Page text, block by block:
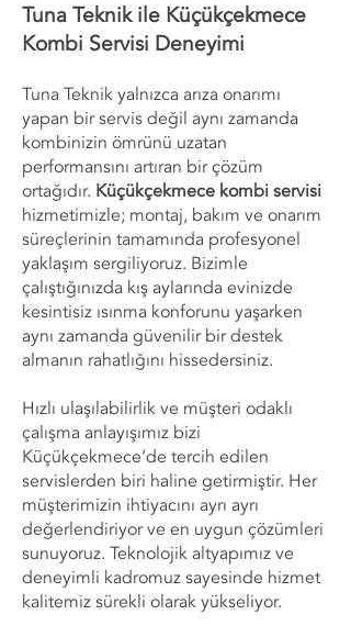
Tuna Teknik ile Küçükçekmece
Kombi Servisi Deneyimi
Tuna Teknik yalnızca arıza onarımı
yapan bir servis değil aynı zamanda
kombinizin ömrünü uzatan
performansını artıran bir çözüm
ortağıdır. Küçükçekmece kombi servisi
hizmetimizle; montaj, bakım ve onarım
süreçlerinin tamamında profesyonel
yaklaşım sergiliyoruz. Bizimle
çalıştığınızda kış aylarında evinizde
kesintisiz ısınma konforunu yaşarken
aynı zamanda güvenilir bir destek
almanın rahatlığını hissedersiniz.
Hızlı ulaşılabilirlik ve müşteri odaklı
çalışma anlayışımız bizi
Küçükçekmece’de tercih edilen
servislerden biri haline getirmiştir. Her
müşterimizin ihtiyacını ayrı ayrı
değerlendiriyor ve en uygun çözümleri
sunuyoruz. Teknolojik altyapımız ve
deneyimli kadromuz sayesinde hizmet
kalitemiz sürekli olarak yükseliyor.